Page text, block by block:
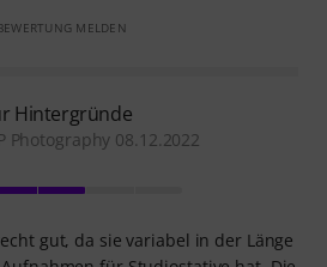
MELDEN
Hintergründe
Photography 08.12.2022
gut, da sie variabel in der Länge